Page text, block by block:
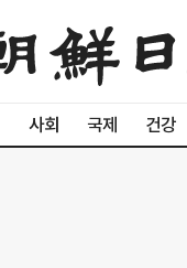
사회 국제 건강